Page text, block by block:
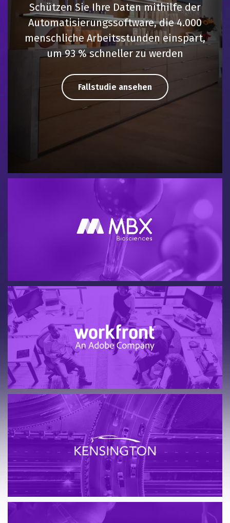
Schützen Sie Ihre Daten mithilfe der
Automatisierungssoftware, die 4.000
menschliche Arbeitsstunden einspart,
um 93 % schneller zu werden
Fallstudie ansehen